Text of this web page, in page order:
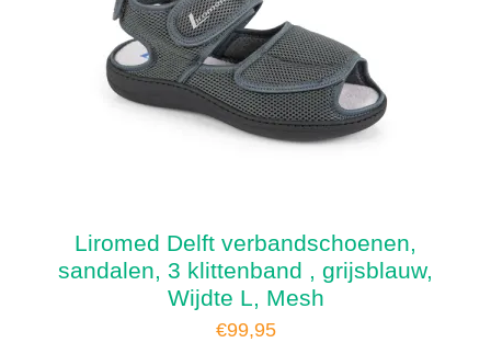
Liromed Delft verbandschoenen,
sandalen, 3 klittenband , grijsblauw,
Wijdte L, Mesh
€99,95